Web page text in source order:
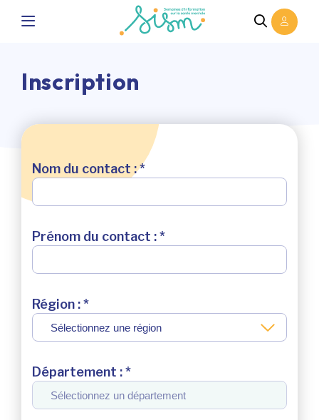
Inscription
Nom du contact : *
Prénom du contact : *
Région : *
Département : *